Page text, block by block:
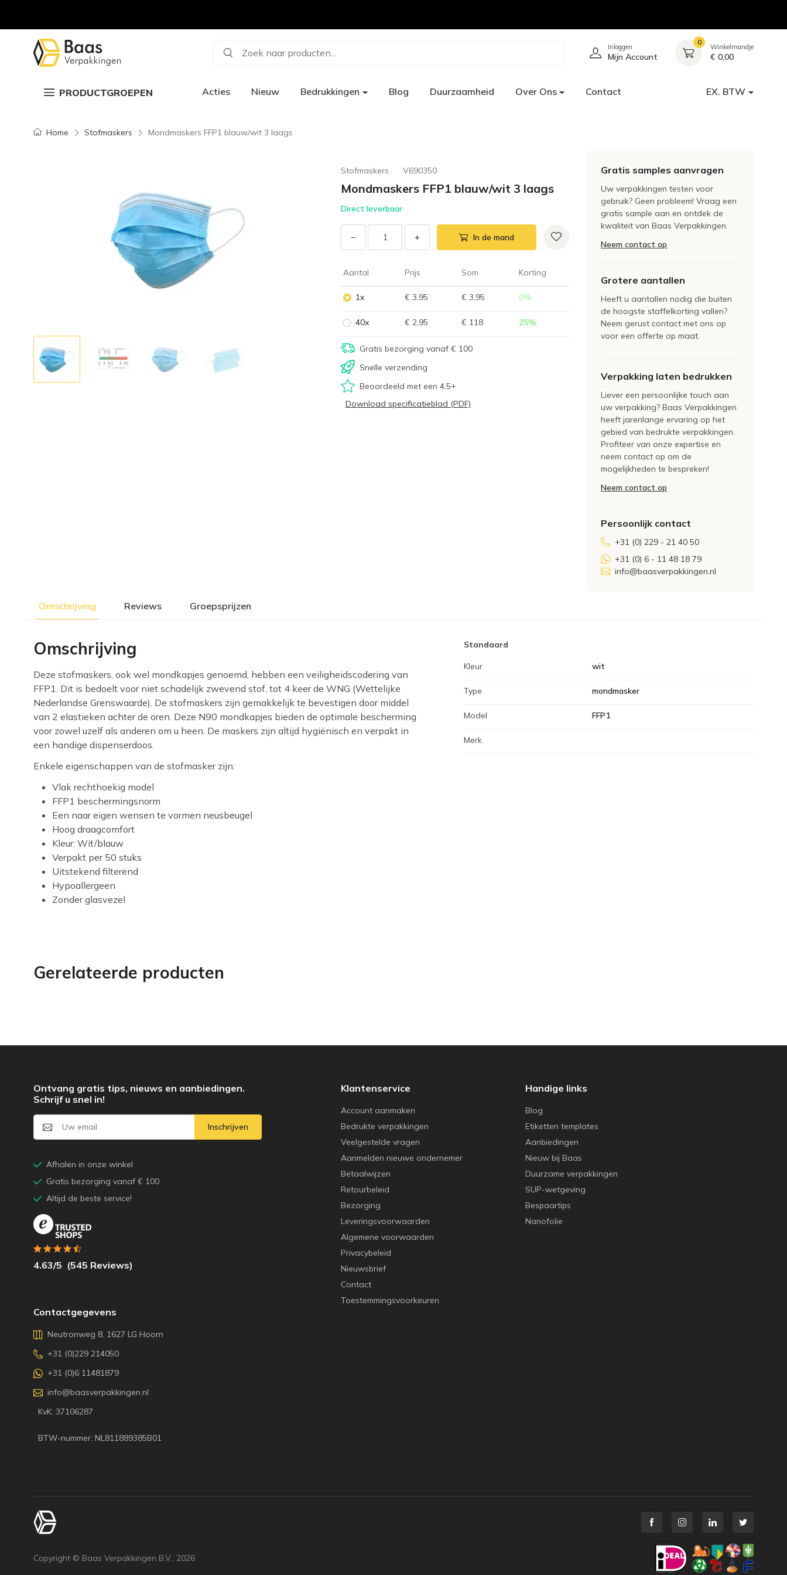
Zoek naar producten... Inloggen
Mijn Account
0
Winkelmandje
€ 0,00
PRODUCTGROEPEN Acties Nieuw Bedrukkingen Blog Duurzaamheid Over Ons Contact EX. BTW
Home Stofmaskers Mondmaskers FFP1 blauw/wit 3 laags
Stofmaskers V690350
Mondmaskers FFP1 blauw/wit 3 laags
Direct leverbaar
− + In de mand
Aantal Prijs Som Korting
1x € 3,95 € 3,95 0%
40x € 2,95 € 118 25%
Gratis bezorging vanaf € 100
Snelle verzending
Beoordeeld met een 4,5+
Download specificatieblad (PDF)
Gratis samples aanvragen
Uw verpakkingen testen voor
gebruik? Geen probleem! Vraag een
gratis sample aan en ontdek de
kwaliteit van Baas Verpakkingen.
Neem contact op
Grotere aantallen
Heeft u aantallen nodig die buiten
de hoogste staffelkorting vallen?
Neem gerust contact met ons op
voor een offerte op maat.
Verpakking laten bedrukken
Liever een persoonlijke touch aan
uw verpakking? Baas Verpakkingen
heeft jarenlange ervaring op het
gebied van bedrukte verpakkingen.
Profiteer van onze expertise en
neem contact op om de
mogelijkheden te bespreken!
Neem contact op
Persoonlijk contact
+31 (0) 229 - 21 40 50
+31 (0) 6 - 11 48 18 79
info@baasverpakkingen.nl
Omschrijving Reviews Groepsprijzen
Omschrijving
Deze stofmaskers, ook wel mondkapjes genoemd, hebben een veiligheidscodering van
FFP1. Dit is bedoelt voor niet schadelijk zwevend stof, tot 4 keer de WNG (Wettelijke
Nederlandse Grenswaarde). De stofmaskers zijn gemakkelijk te bevestigen door middel
van 2 elastieken achter de oren. Deze N90 mondkapjes bieden de optimale bescherming
voor zowel uzelf als anderen om u heen. De maskers zijn altijd hygiënisch en verpakt in
een handige dispenserdoos.
Enkele eigenschappen van de stofmasker zijn:
Vlak rechthoekig model
FFP1 beschermingsnorm
Een naar eigen wensen te vormen neusbeugel
Hoog draagcomfort
Kleur: Wit/blauw
Verpakt per 50 stuks
Uitstekend filterend
Hypoallergeen
Zonder glasvezel
Standaard
Kleur wit
Type mondmasker
Model FFP1
Merk
Gerelateerde producten
Klantenservice
Account aanmaken
Bedrukte verpakkingen
Veelgestelde vragen
Aanmelden nieuwe ondernemer
Betaalwijzen
Retourbeleid
Bezorging
Leveringsvoorwaarden
Algemene voorwaarden
Privacybeleid
Nieuwsbrief
Contact
Toestemmingsvoorkeuren
Handige links
Blog
Etiketten templates
Aanbiedingen
Nieuw bij Baas
Duurzame verpakkingen
SUP-wetgeving
Bespaartips
Nanofolie
Contactgegevens
Neutronweg 8, 1627 LG Hoorn
+31 (0)229 214050
+31 (0)6 11481879
info@baasverpakkingen.nl
KvK: 37106287
BTW-nummer: NL811889385B01
Ontvang gratis tips, nieuws en aanbiedingen.
Schrijf u snel in!
Inschrijven
Afhalen in onze winkel
Gratis bezorging vanaf € 100
Altijd de beste service!
4.63/5 (545 Reviews)
Copyright © Baas Verpakkingen B.V., 2026